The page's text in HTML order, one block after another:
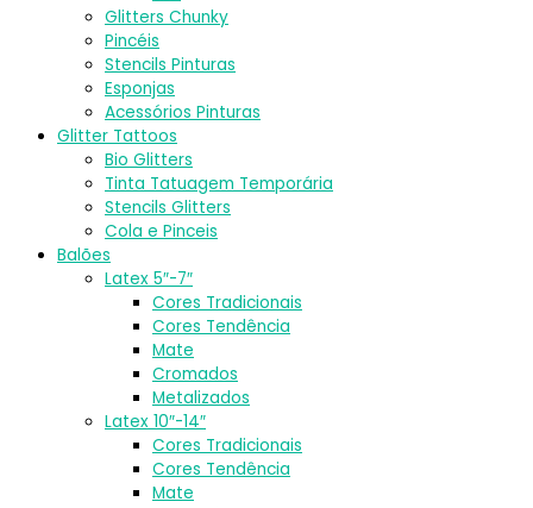
Glitters Chunky
Pincéis
Stencils Pinturas
Esponjas
Acessórios Pinturas
Glitter Tattoos
Bio Glitters
Tinta Tatuagem Temporária
Stencils Glitters
Cola e Pinceis
Balões
Latex 5″-7″
Cores Tradicionais
Cores Tendência
Mate
Cromados
Metalizados
Latex 10″-14″
Cores Tradicionais
Cores Tendência
Mate